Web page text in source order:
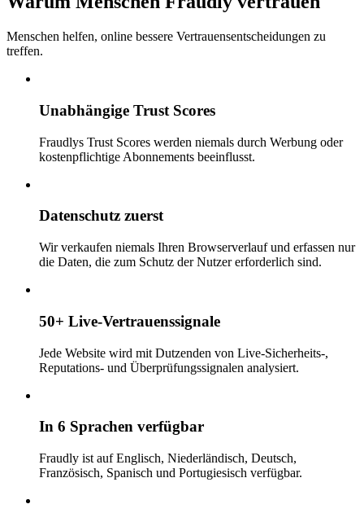
Menschen helfen, online bessere Vertrauensentscheidungen zu
treffen.
Unabhängige Trust Scores
Fraudlys Trust Scores werden niemals durch Werbung oder
kostenpflichtige Abonnements beeinflusst.
Datenschutz zuerst
Wir verkaufen niemals Ihren Browserverlauf und erfassen nur
die Daten, die zum Schutz der Nutzer erforderlich sind.
50+ Live-Vertrauenssignale
Jede Website wird mit Dutzenden von Live-Sicherheits-,
Reputations- und Überprüfungssignalen analysiert.
In 6 Sprachen verfügbar
Fraudly ist auf Englisch, Niederländisch, Deutsch,
Französisch, Spanisch und Portugiesisch verfügbar.